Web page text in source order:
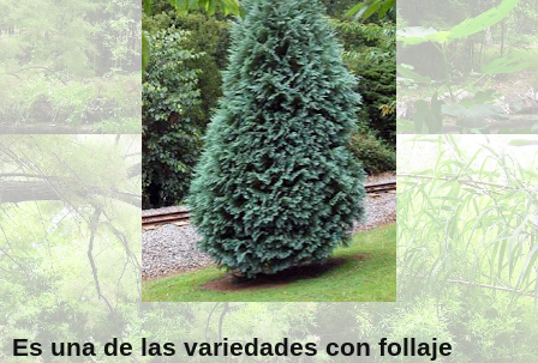
Es una de las variedades con follaje